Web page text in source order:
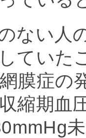
ない人
ていた
膜症の
縮期血